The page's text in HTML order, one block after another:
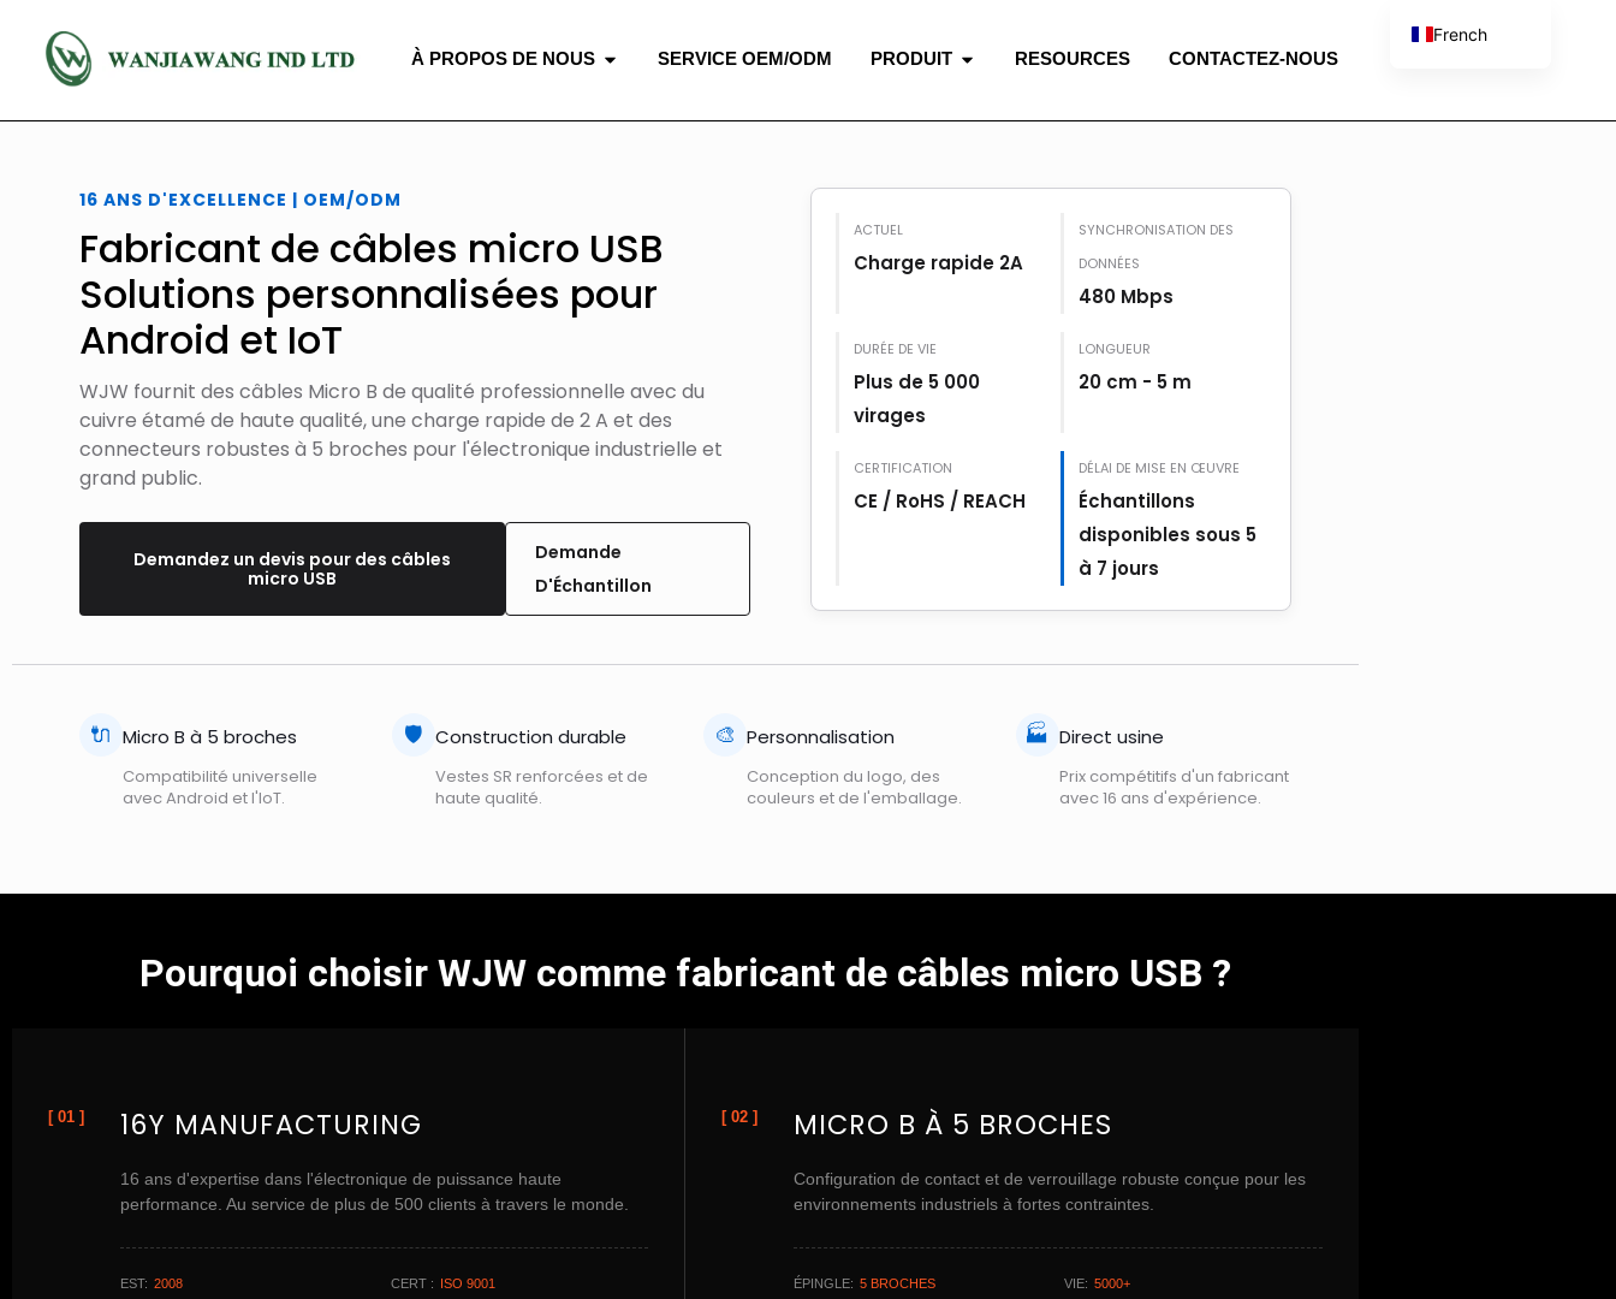
À PROPOS DE NOUS SERVICE OEM/ODM PRODUIT RESOURCES CONTACTEZ-NOUS
16 ANS D'EXCELLENCE | OEM/ODM
Fabricant de câbles micro USB
Solutions personnalisées pour
Android et IoT
WJW fournit des câbles Micro B de qualité professionnelle avec du
cuivre étamé de haute qualité, une charge rapide de 2 A et des
connecteurs robustes à 5 broches pour l'électronique industrielle et
grand public.
Demandez un devis pour des câbles
micro USB
Demande
D'Échantillon
ACTUEL
Charge rapide 2A
SYNCHRONISATION DES
DONNÉES
480 Mbps
DURÉE DE VIE
Plus de 5 000
virages
LONGUEUR
20 cm - 5 m
CERTIFICATION
CE / RoHS / REACH
DÉLAI DE MISE EN ŒUVRE
Échantillons
disponibles sous 5
à 7 jours
🔌 Micro B à 5 broches
Compatibilité universelle
avec Android et l'IoT.
🛡️ Construction durable
Vestes SR renforcées et de
haute qualité.
🎨 Personnalisation
Conception du logo, des
couleurs et de l'emballage.
🏭 Direct usine
Prix ​​compétitifs d'un fabricant
avec 16 ans d'expérience.
Pourquoi choisir WJW comme fabricant de câbles micro USB ?
[ 01 ] 16Y MANUFACTURING
16 ans d'expertise dans l'électronique de puissance haute
performance. Au service de plus de 500 clients à travers le monde.
EST: 2008 CERT : ISO 9001
[ 02 ] MICRO B À 5 BROCHES
Configuration de contact et de verrouillage robuste conçue pour les
environnements industriels à fortes contraintes.
ÉPINGLE: 5 BROCHES VIE: 5000+
French